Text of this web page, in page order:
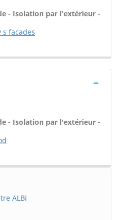
- Isolation par l'extérieur -
s facades
- Isolation par l'extérieur -
ALBi